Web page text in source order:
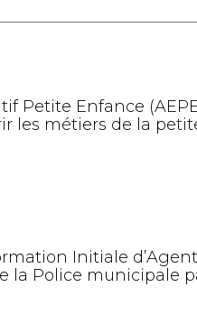
Petite Enfance
les métiers de la
Initiale
la Police municipale